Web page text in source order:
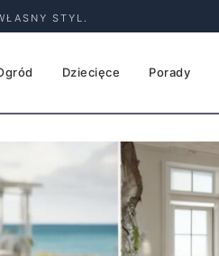
STYL.
Dziecięce Porady